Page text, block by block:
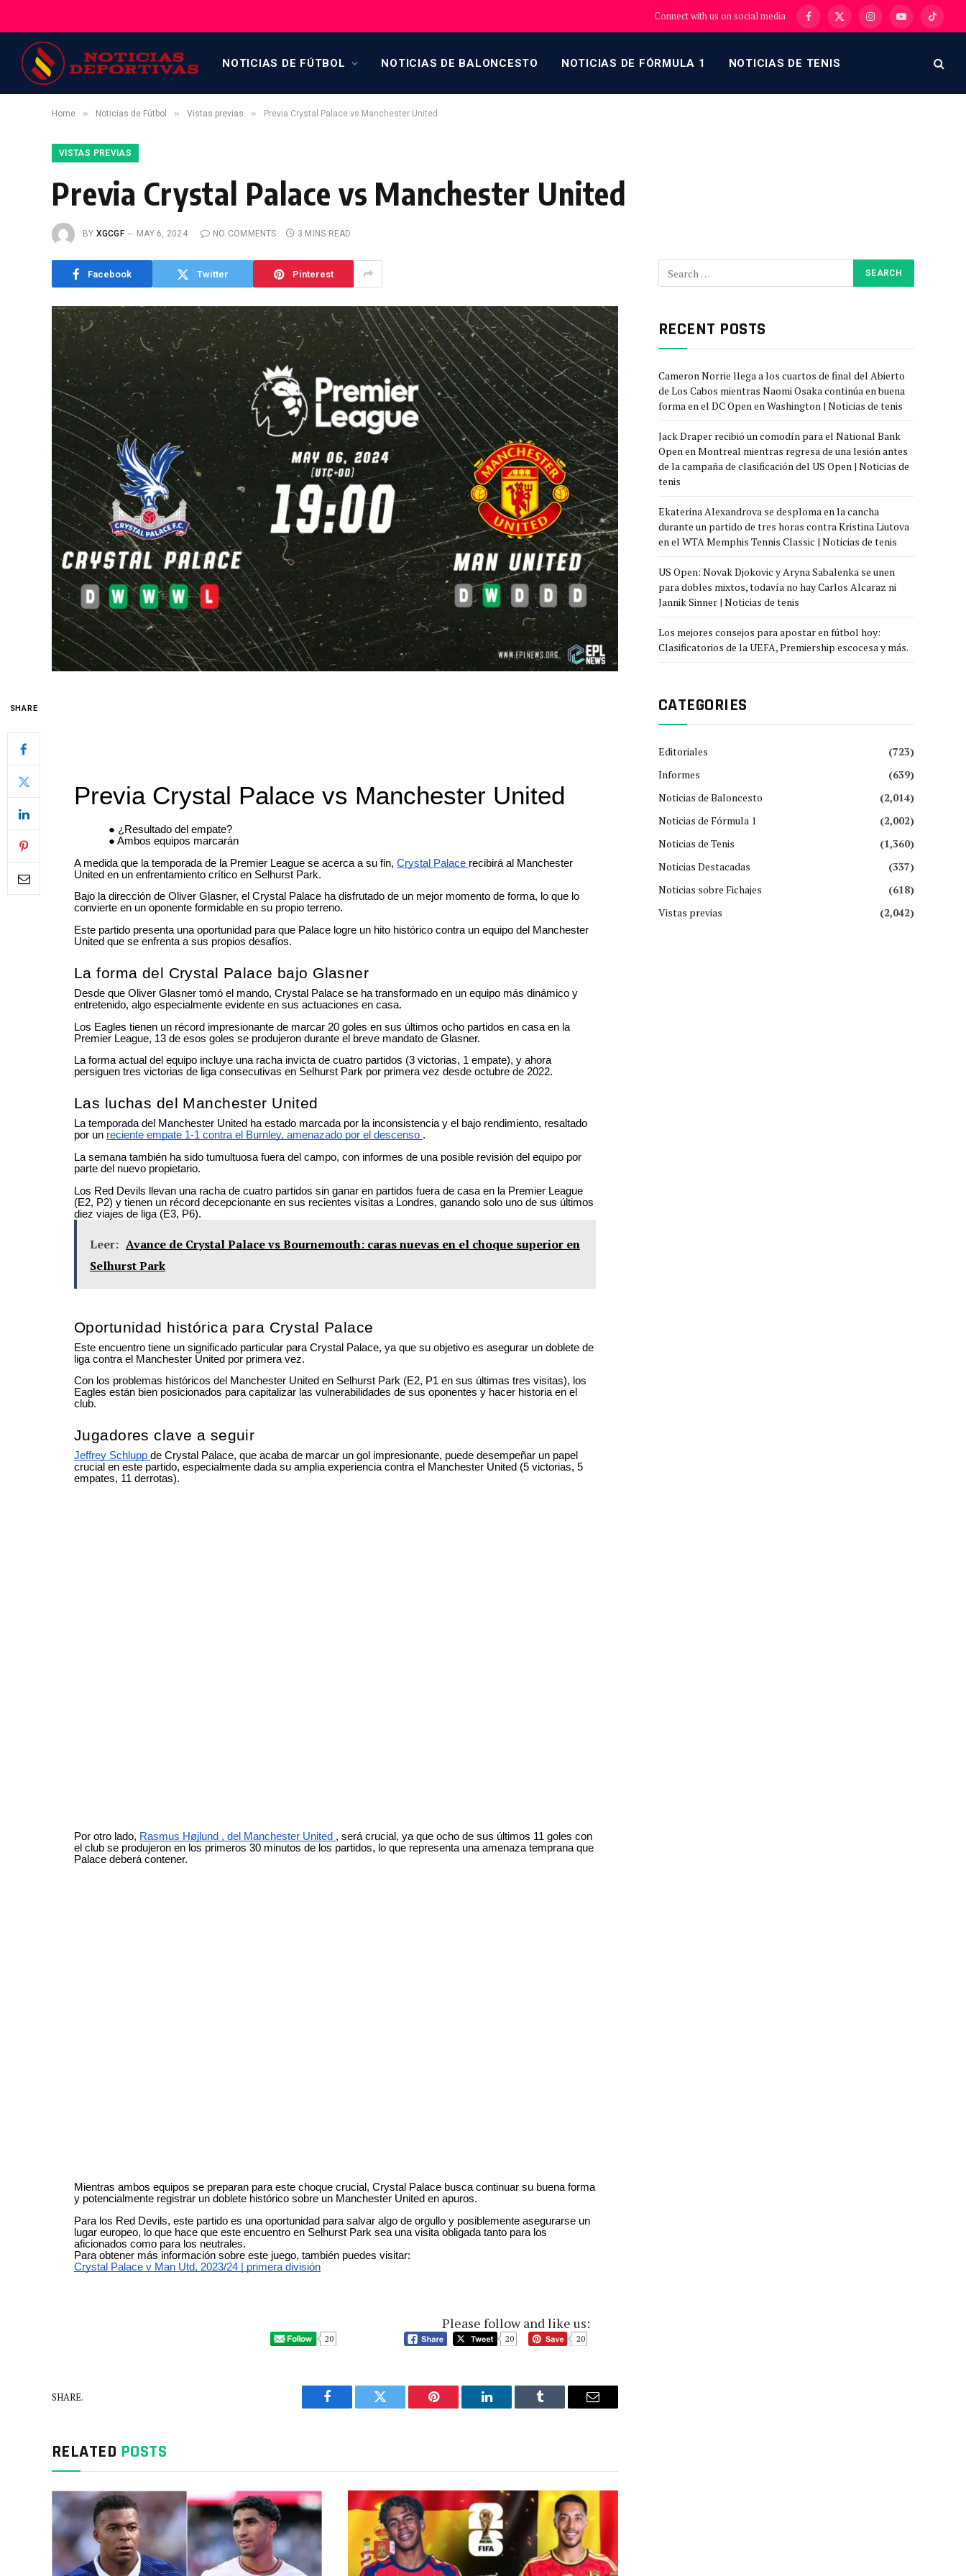
Connect with us on social media Facebook
X
InstagramYouTubeTikTok
NOTICIAS DE FÚTBOL NOTICIAS DE BALONCESTO NOTICIAS DE FÓRMULA 1 NOTICIAS DE TENIS
Home » Noticias de Fútbol » Vistas previas » Previa Crystal Palace vs Manchester United
VISTAS PREVIAS
Previa Crystal Palace vs Manchester United
BY XGCGF MAY 6, 2024 NO COMMENTS 3 MINS READ
Facebook Twitter Pinterest
SHARE
Previa Crystal Palace vs Manchester United
¿Resultado del empate?
Ambos equipos marcarán
A medida que la temporada de la Premier League se acerca a su fin, Crystal Palace recibirá al Manchester
United en un enfrentamiento crítico en Selhurst Park.
Bajo la dirección de Oliver Glasner, el Crystal Palace ha disfrutado de un mejor momento de forma, lo que lo
convierte en un oponente formidable en su propio terreno.
Este partido presenta una oportunidad para que Palace logre un hito histórico contra un equipo del Manchester
United que se enfrenta a sus propios desafíos.
La forma del Crystal Palace bajo Glasner
Desde que Oliver Glasner tomó el mando, Crystal Palace se ha transformado en un equipo más dinámico y
entretenido, algo especialmente evidente en sus actuaciones en casa.
Los Eagles tienen un récord impresionante de marcar 20 goles en sus últimos ocho partidos en casa en la
Premier League, 13 de esos goles se produjeron durante el breve mandato de Glasner.
La forma actual del equipo incluye una racha invicta de cuatro partidos (3 victorias, 1 empate), y ahora
persiguen tres victorias de liga consecutivas en Selhurst Park por primera vez desde octubre de 2022.
Las luchas del Manchester United
La temporada del Manchester United ha estado marcada por la inconsistencia y el bajo rendimiento, resaltado
por un reciente empate 1-1 contra el Burnley, amenazado por el descenso .
La semana también ha sido tumultuosa fuera del campo, con informes de una posible revisión del equipo por
parte del nuevo propietario.
Los Red Devils llevan una racha de cuatro partidos sin ganar en partidos fuera de casa en la Premier League
(E2, P2) y tienen un récord decepcionante en sus recientes visitas a Londres, ganando solo uno de sus últimos
diez viajes de liga (E3, P6).
Leer: Avance de Crystal Palace vs Bournemouth: caras nuevas en el choque superior en
Selhurst Park
Oportunidad histórica para Crystal Palace
Este encuentro tiene un significado particular para Crystal Palace, ya que su objetivo es asegurar un doblete de
liga contra el Manchester United por primera vez.
Con los problemas históricos del Manchester United en Selhurst Park (E2, P1 en sus últimas tres visitas), los
Eagles están bien posicionados para capitalizar las vulnerabilidades de sus oponentes y hacer historia en el
club.
Jugadores clave a seguir
Jeffrey Schlupp de Crystal Palace, que acaba de marcar un gol impresionante, puede desempeñar un papel
crucial en este partido, especialmente dada su amplia experiencia contra el Manchester United (5 victorias, 5
empates, 11 derrotas).
Por otro lado, Rasmus Højlund , del Manchester United , será crucial, ya que ocho de sus últimos 11 goles con
el club se produjeron en los primeros 30 minutos de los partidos, lo que representa una amenaza temprana que
Palace deberá contener.
Mientras ambos equipos se preparan para este choque crucial, Crystal Palace busca continuar su buena forma
y potencialmente registrar un doblete histórico sobre un Manchester United en apuros.
Para los Red Devils, este partido es una oportunidad para salvar algo de orgullo y posiblemente asegurarse un
lugar europeo, lo que hace que este encuentro en Selhurst Park sea una visita obligada tanto para los
aficionados como para los neutrales.
Para obtener más información sobre este juego, también puedes visitar:
Crystal Palace v Man Utd, 2023/24 | primera división
Please follow and like us:
20 20 20
SHARE.
Facebook Twitter Pinterest LinkedIn Tumblr Email
RELATED POSTS
RECENT POSTS
Cameron Norrie llega a los cuartos de final del Abierto
de Los Cabos mientras Naomi Osaka continúa en buena
forma en el DC Open en Washington | Noticias de tenis
Jack Draper recibió un comodín para el National Bank
Open en Montreal mientras regresa de una lesión antes
de la campaña de clasificación del US Open | Noticias de
tenis
Ekaterina Alexandrova se desploma en la cancha
durante un partido de tres horas contra Kristina Liutova
en el WTA Memphis Tennis Classic | Noticias de tenis
US Open: Novak Djokovic y Aryna Sabalenka se unen
para dobles mixtos, todavía no hay Carlos Alcaraz ni
Jannik Sinner | Noticias de tenis
Los mejores consejos para apostar en fútbol hoy:
Clasificatorios de la UEFA, Premiership escocesa y más.
CATEGORIES
Editoriales
(723)
Informes
(639)
Noticias de Baloncesto
(2,014)
Noticias de Fórmula 1
(2,002)
Noticias de Tenis
(1,360)
Noticias Destacadas
(337)
Noticias sobre Fichajes
(618)
Vistas previas
(2,042)